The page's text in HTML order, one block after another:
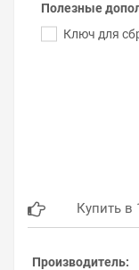
Полезные
Ключ для
Купить в
Производитель: